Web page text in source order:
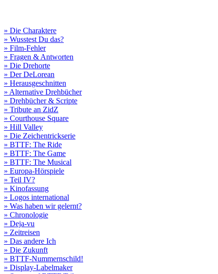
» Die Charaktere
» Wusstest Du das?
» Film-Fehler
» Fragen & Antworten
» Die Drehorte
» Der DeLorean
» Herausgeschnitten
» Alternative Drehbücher
» Drehbücher & Scripte
» Tribute an ZidZ
» Courthouse Square
» Hill Valley
» Die Zeichentrickserie
» BTTF: The Ride
» BTTF: The Game
» BTTF: The Musical
» Europa-Hörspiele
» Teil IV?
» Kinofassung
» Logos international
» Was haben wir gelernt?
» Chronologie
» Deja-vu
» Zeitreisen
» Das andere Ich
» Die Zukunft
» BTTF-Nummernschild!
» Display-Labelmaker